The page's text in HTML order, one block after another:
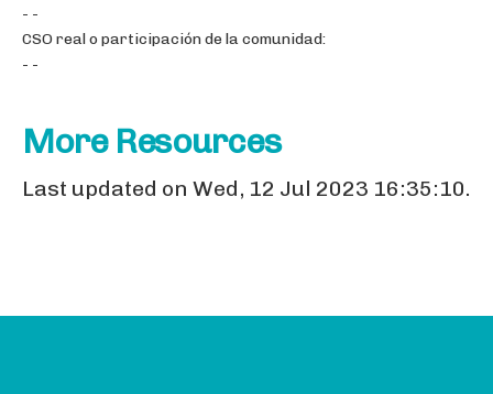
- -
CSO real o participación de la comunidad:
- -
More Resources
Last updated on Wed, 12 Jul 2023 16:35:10.